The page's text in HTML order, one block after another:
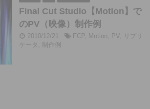
Final Cut Studio【Motion】で
のPV（映像）制作例
2010/12/21 FCP, Motion, PV, リプリ
ケータ , 制作例